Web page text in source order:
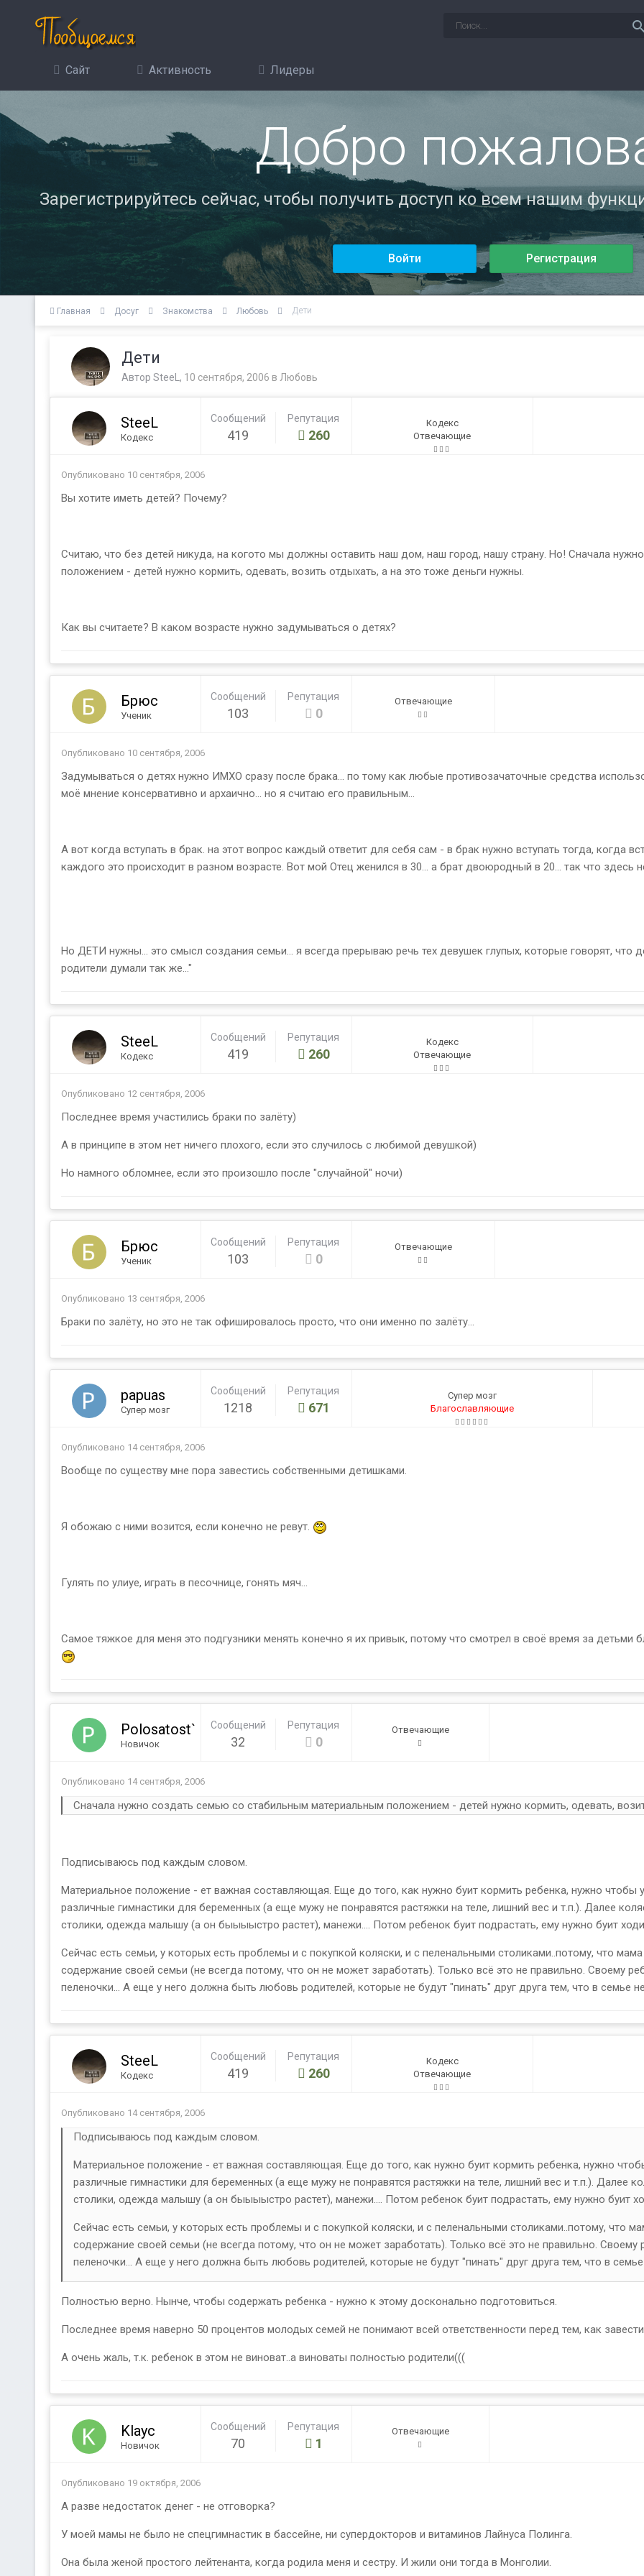
search
Сайт Активность Лидеры
Добро
Зарегистрируйтесь сейчас, чтобы получить доступ ко всем нашим
Войти Регистрация
Главная Досуг Знакомства Любовь Дети
Дети
Автор SteeL , 10 сентября, 2006 в Любовь
SteeL
Кодекс
Сообщений
419
Репутация
260
Кодекс
Отвечающие
Опубликовано 10 сентября, 2006
Вы хотите иметь детей? Почему?
Считаю, что без детей никуда, на когото мы должны оставить наш дом, наш город, нашу страну. Но! Сначала
положением - детей нужно кормить, одевать, возить отдыхать, а на это тоже деньги нужны.
Как вы считаете? В каком возрасте нужно задумываться о детях?
Брюс
Ученик
Сообщений
103
Репутация
0
Отвечающие
Опубликовано 10 сентября, 2006
Задумываться о детях нужно ИМХО сразу после брака... по тому как любые противозачаточные средства
моё мнение консервативно и архаично... но я считаю его правильным...
А вот когда вступать в брак. на этот вопрос каждый ответит для себя сам - в брак нужно вступать тогда, когда
каждого это происходит в разном возрасте. Вот мой Отец женился в 30... а брат двоюродный в 20... так что здесь
Но ДЕТИ нужны... это смысл создания семьи... я всегда прерываю речь тех девушек глупых, которые говорят, что
родители думали так же..."
SteeL
Кодекс
Сообщений
419
Репутация
260
Кодекс
Отвечающие
Опубликовано 12 сентября, 2006
Последнее время участились браки по залёту)
А в принципе в этом нет ничего плохого, если это случилось с любимой девушкой)
Но намного обломнее, если это произошло после "случайной" ночи)
Брюс
Ученик
Сообщений
103
Репутация
0
Отвечающие
Опубликовано 13 сентября, 2006
Браки по залёту, но это не так офишировалось просто, что они именно по залёту...
papuas
Супер мозг
Сообщений
1218
Репутация
671
Супер мозг
Благославляющие
Опубликовано 14 сентября, 2006
Вообще по существу мне пора завестись собственными детишками.
Я обожаю с ними возится, если конечно не ревут.
Гулять по улиуе, играть в песочнице, гонять мяч...
Самое тяжкое для меня это подгузники менять конечно я их привык, потому что смотрел в своё время за детьми
Polosatost`
Новичок
Сообщений
32
Репутация
0
Отвечающие
Опубликовано 14 сентября, 2006
Сначала нужно создать семью со стабильным материальным положением - детей нужно кормить, одевать,
Подписываюсь под каждым словом.
Материальное положение - ет важная составляющая. Еще до того, как нужно буит кормить ребенка, нужно
различные гимнастики для беременных (а еще мужу не понравятся растяжки на теле, лишний вес и т.п.). Далее
столики, одежда малышу (а он быыыыстро растет), манежи.... Потом ребенок буит подрастать, ему нужно буит
Сейчас есть семьи, у которых есть проблемы и с покупкой коляски, и с пеленальными столиками..потому, что
содержание своей семьи (не всегда потому, что он не может заработать). Только всё это не правильно. Своему
пеленочки... А еще у него должна быть любовь родителей, которые не будут "пинать" друг друга тем, что в семье
SteeL
Кодекс
Сообщений
419
Репутация
260
Кодекс
Отвечающие
Опубликовано 14 сентября, 2006
Подписываюсь под каждым словом.
Материальное положение - ет важная составляющая. Еще до того, как нужно буит кормить ребенка, нужно
различные гимнастики для беременных (а еще мужу не понравятся растяжки на теле, лишний вес и т.п.). Далее
столики, одежда малышу (а он быыыыстро растет), манежи.... Потом ребенок буит подрастать, ему нужно буит
Сейчас есть семьи, у которых есть проблемы и с покупкой коляски, и с пеленальными столиками..потому, что
содержание своей семьи (не всегда потому, что он не может заработать). Только всё это не правильно. Своему
пеленочки... А еще у него должна быть любовь родителей, которые не будут "пинать" друг друга тем, что в
Полностью верно. Нынче, чтобы содержать ребенка - нужно к этому досконально подготовиться.
Последнее время наверно 50 процентов молодых семей не понимают всей ответственности перед тем, как
А очень жаль, т.к. ребенок в этом не виноват..а виноваты полностью родители(((
Klayc
Новичок
Сообщений
70
Репутация
1
Отвечающие
Опубликовано 19 октября, 2006
А разве недостаток денег - не отговорка?
У моей мамы не было не спецгимнастик в бассейне, ни супердокторов и витаминов Лайнуса Полинга.
Она была женой простого лейтенанта, когда родила меня и сестру. И жили они тогда в Монголии.